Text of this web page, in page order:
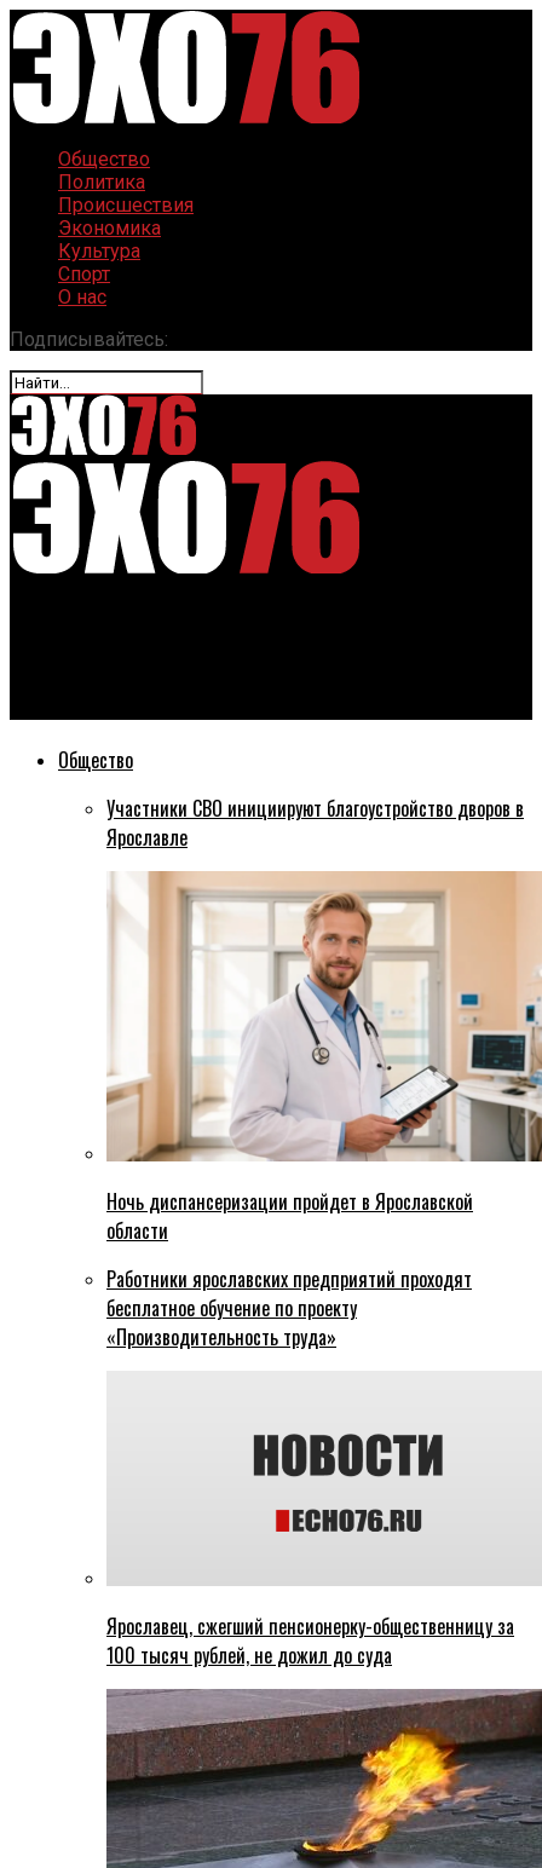
Общество
Политика
Происшествия
Экономика
Культура
Спорт
О нас
Подписывайтесь:
Общество
Участники СВО инициируют благоустройство дворов в
Ярославле
Ночь диспансеризации пройдет в Ярославской
области
Работники ярославских предприятий проходят
бесплатное обучение по проекту
«Производительность труда»
Ярославец, сжегший пенсионерку-общественницу за
100 тысяч рублей, не дожил до суда